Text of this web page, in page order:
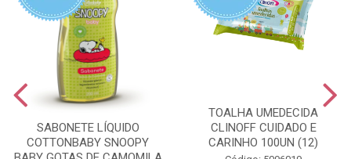
SABONETE LÍQUIDO
COTTONBABY SNOOPY
TOALHA UMEDECIDA
CLINOFF CUIDADO E
CARINHO 100UN (12)